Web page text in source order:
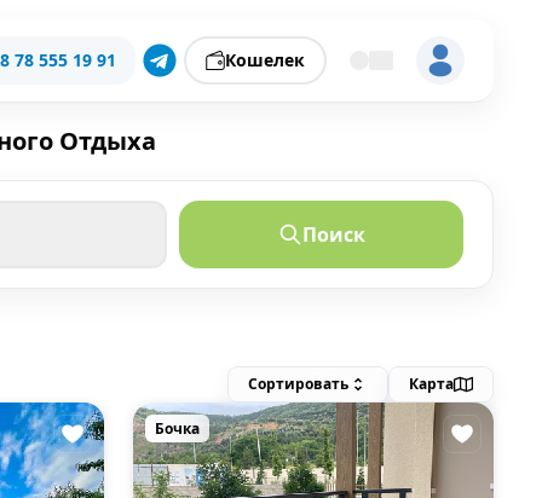
78 555 19 91 Кошелек
Отдыха
Поиск
Сортировать Карта
Бочка